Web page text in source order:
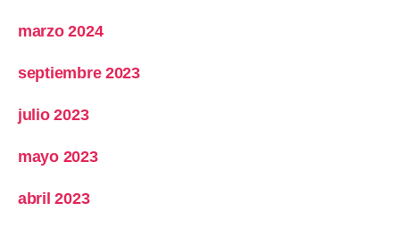
marzo 2024
septiembre 2023
julio 2023
mayo 2023
abril 2023